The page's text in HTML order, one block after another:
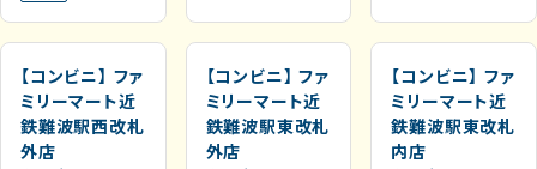
【コンビニ】 ファ
ミリーマート近
鉄難波駅西改札
外店
【コンビニ】 ファ
ミリーマート近
鉄難波駅東改札
外店
【コンビニ】 ファ
ミリーマート近
鉄難波駅東改札
内店